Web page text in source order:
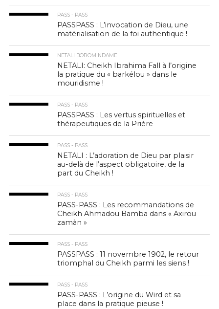
PASS - PASS
PASSPASS : L’invocation de Dieu, une
matérialisation de la foi authentique !
NETALI BOROM NDAME
NETALI: Cheikh Ibrahima Fall à l’origine
la pratique du « barkélou » dans le
mouridisme !
PASS - PASS
PASSPASS : Les vertus spirituelles et
thérapeutiques de la Prière
PASS - PASS
NETALI : L’adoration de Dieu par plaisir
au-delà de l’aspect obligatoire, de la
part du Cheikh !
PASS - PASS
PASS-PASS : Les recommandations de
Cheikh Ahmadou Bamba dans « Axirou
zamàn »
PASS - PASS
PASSPASS : 11 novembre 1902, le retour
triomphal du Cheikh parmi les siens !
PASS - PASS
PASS-PASS : L’origine du Wird et sa
place dans la pratique pieuse !